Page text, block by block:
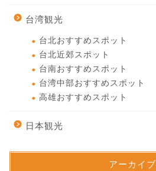
台湾観光
台北おすすめスポット
台北近郊スポット
台南おすすめスポット
台湾中部おすすめスポット
高雄おすすめスポット
日本観光
アーカイブ